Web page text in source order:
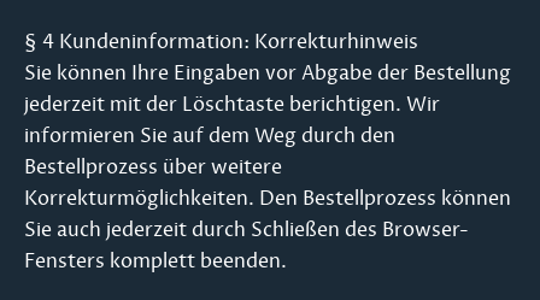
§ 4 Kundeninformation: Korrekturhinweis
Sie können Ihre Eingaben vor Abgabe der Bestellung
jederzeit mit der Löschtaste berichtigen. Wir
informieren Sie auf dem Weg durch den
Bestellprozess über weitere
Korrekturmöglichkeiten. Den Bestellprozess können
Sie auch jederzeit durch Schließen des Browser-
Fensters komplett beenden.